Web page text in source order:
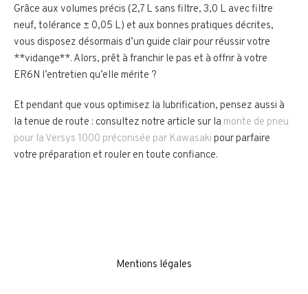
Grâce aux volumes précis (2,7 L sans filtre, 3,0 L avec filtre
neuf, tolérance ± 0,05 L) et aux bonnes pratiques décrites,
vous disposez désormais d’un guide clair pour réussir votre
**vidange**. Alors, prêt à franchir le pas et à offrir à votre
ER6N l’entretien qu’elle mérite ?
Et pendant que vous optimisez la lubrification, pensez aussi à
la tenue de route : consultez notre article sur la monte de pneu
pour la Versys 1000 préconisée par Kawasaki pour parfaire
votre préparation et rouler en toute confiance.
Mentions légales